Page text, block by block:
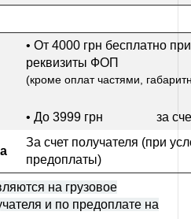
• От 4000 грн бесплатно
реквизиты ФОП
(кроме оплат частями,
• До 3999 грн за
За счет получателя (при
предоплаты)
на грузовое
и по предоплате на